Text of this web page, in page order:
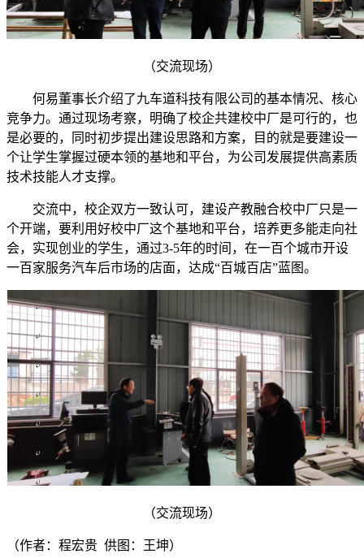
（交流现场）
何易董事长介绍了九车道科技有限公司的基本情况、核心
竞争力。通过现场考察，明确了校企共建校中厂是可行的，也
是必要的，同时初步提出建设思路和方案，目的就是要建设一
个让学生掌握过硬本领的基地和平台，为公司发展提供高素质
技术技能人才支撑。
交流中，校企双方一致认可，建设产教融合校中厂只是一
个开端，要利用好校中厂这个基地和平台，培养更多能走向社
会，实现创业的学生，通过3-5年的时间，在一百个城市开设
一百家服务汽车后市场的店面，达成“百城百店”蓝图。
（交流现场）
（作者：程宏贵 供图：王坤）